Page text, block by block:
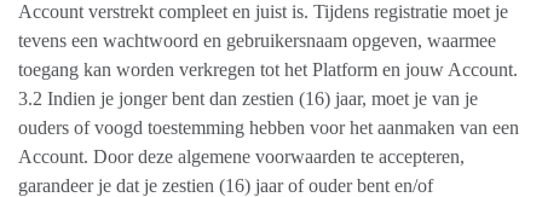
Account verstrekt compleet en juist is. Tijdens registratie moet je
tevens een wachtwoord en gebruikersnaam opgeven, waarmee
toegang kan worden verkregen tot het Platform en jouw Account.
3.2 Indien je jonger bent dan zestien (16) jaar, moet je van je
ouders of voogd toestemming hebben voor het aanmaken van een
Account. Door deze algemene voorwaarden te accepteren,
garandeer je dat je zestien (16) jaar of ouder bent en/of